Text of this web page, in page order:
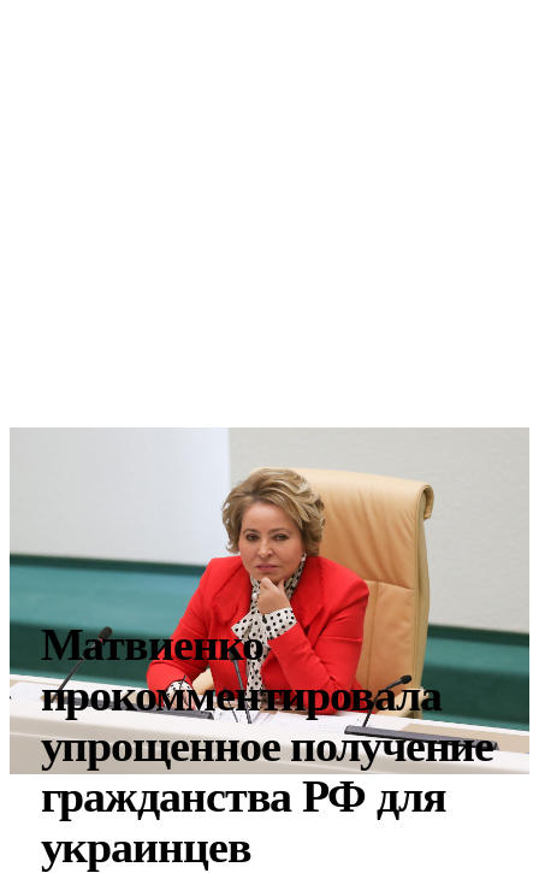
Матвиенко
прокомментировала
упрощенное получение
гражданства РФ для
украинцев